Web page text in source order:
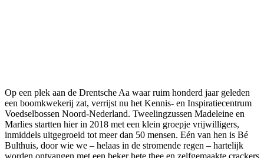
Op een plek aan de Drentsche Aa waar ruim honderd jaar geleden
een boomkwekerij zat, verrijst nu het Kennis- en Inspiratiecentrum
Voedselbossen Noord-Nederland. Tweelingzussen Madeleine en
Marlies startten hier in 2018 met een klein groepje vrijwilligers,
inmiddels uitgegroeid tot meer dan 50 mensen. Eén van hen is Bé
Bulthuis, door wie we – helaas in de stromende regen – hartelijk
worden ontvangen met een beker hete thee en zelfgemaakte crackers